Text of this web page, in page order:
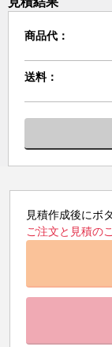
商品代：
送料：
見積作成後にボ
ご注文と見積の